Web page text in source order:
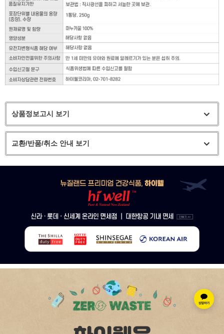
상품정보고시 보기
교환/반품/취소 안내 보기